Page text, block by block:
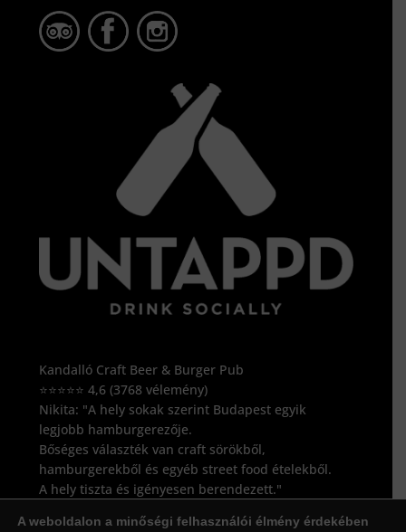
Kandalló Craft Beer & Burger Pub
⭐⭐⭐⭐⭐ 4,6 (3768 vélemény)
Nikita: "A hely sokak szerint Budapest egyik
legjobb hamburgerezője.
Bőséges választék van craft sörökből,
hamburgerekből és egyéb street food ételekből.
A hely tiszta és igényesen berendezett."
A weboldalon a minőségi felhasználói élmény érdekében